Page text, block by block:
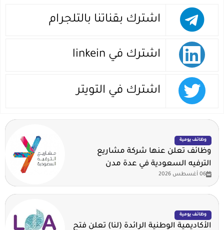
اشترك بقناتنا بالتلجرام
اشترك في linkein
اشترك في التويتر
وظائف يومية
وظائف تعلن عنها شركة مشاريع
الترفيه السعودية في عدة مدن
06 أغسطس 2026
وظائف يومية
الأكاديمية الوطنية الرائدة (لنا) تعلن فتح